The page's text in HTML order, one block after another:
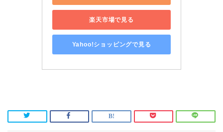
楽天市場で見る
Yahoo!ショッピングで見る